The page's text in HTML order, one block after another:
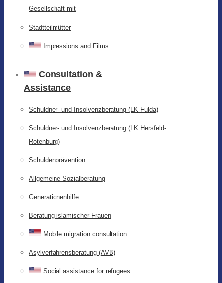
Gesellschaft mit
Stadtteilmütter
Impressions and Films
Consultation &
Assistance
Schuldner- und Insolvenzberatung (LK Fulda)
Schuldner- und Insolvenzberatung (LK Hersfeld-
Rotenburg)
Schuldenprävention
Allgemeine Sozialberatung
Generationenhilfe
Beratung islamischer Frauen
Mobile migration consultation
Asylverfahrensberatung (AVB)
Social assistance for refugees